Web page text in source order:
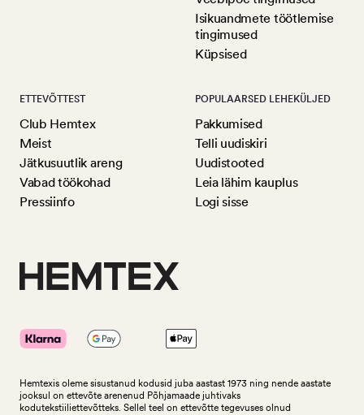
Isikuandmete töötlemise
tingimused
Küpsised
ETTEVÕTTEST
Club Hemtex
Meist
Jätkusuutlik areng
Vabad töökohad
Pressiinfo
POPULAARSED LEHEKÜLJED
Pakkumised
Telli uudiskiri
Uudistooted
Leia lähim kauplus
Logi sisse
Hemtexis oleme sisustanud kodusid juba aastast 1973 ning nende aastate
jooksul on ettevõte arenenud Põhjamaade juhtivaks
kodutekstiiliettevõtteks. Sellel teel on ettevõtte tegevuses olnud